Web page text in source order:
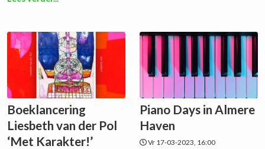
Boeklancering
Liesbeth van der Pol
‘Met Karakter!’
Piano Days in Almere
Haven
Vr 17-03-2023, 16:00